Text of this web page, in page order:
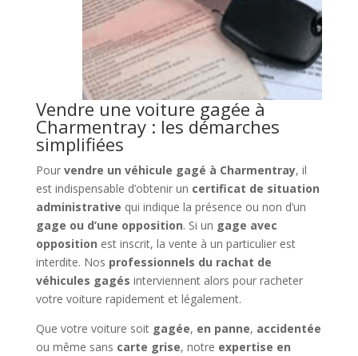
Vendre une voiture gagée à
Charmentray : les démarches
simplifiées
Pour vendre un véhicule gagé à Charmentray, il
est indispensable d’obtenir un certificat de situation
administrative qui indique la présence ou non d’un
gage ou d’une opposition. Si un gage avec
opposition est inscrit, la vente à un particulier est
interdite. Nos professionnels du rachat de
véhicules gagés interviennent alors pour racheter
votre voiture rapidement et légalement.
Que votre voiture soit gagée, en panne, accidentée
ou même sans carte grise, notre expertise en